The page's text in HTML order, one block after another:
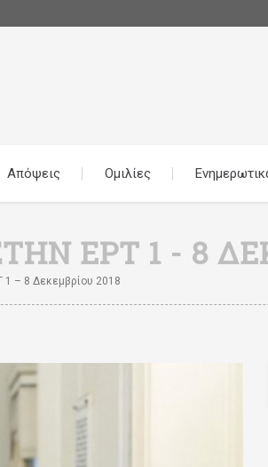
Απόψεις Ομιλίες
ΕΡΤ 1 - 8
1 – 8 Δεκεμβρίου 2018